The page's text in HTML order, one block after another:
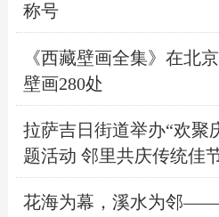
称号
《西藏壁画全集》在北
壁画280处
拉萨吉日街道举办“欢聚
题活动 邻里共庆传统佳
花海为幕，溪水为邻——